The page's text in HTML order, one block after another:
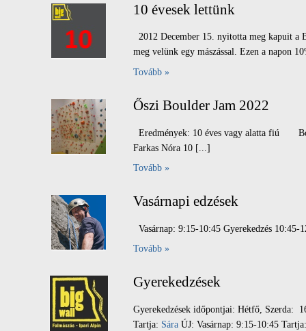
10 évesek lettünk
2012 December 15. nyitotta meg kapuit a
meg velünk egy mászással. Ezen a napon
Tovább »
Őszi Boulder Jam 2022
Eredmények: 10 éves vagy alatta fiú
Farkas Nóra 10 [...]
Tovább »
Vasárnapi edzések
Vasárnap: 9:15-10:45 Gyerekedzés
Tovább »
Gyerekedzések
Gyerekedzések időpontjai: Hétfő, Szerda:
Tartja: Sára ÚJ: Vasárnap: 9:15-10:45